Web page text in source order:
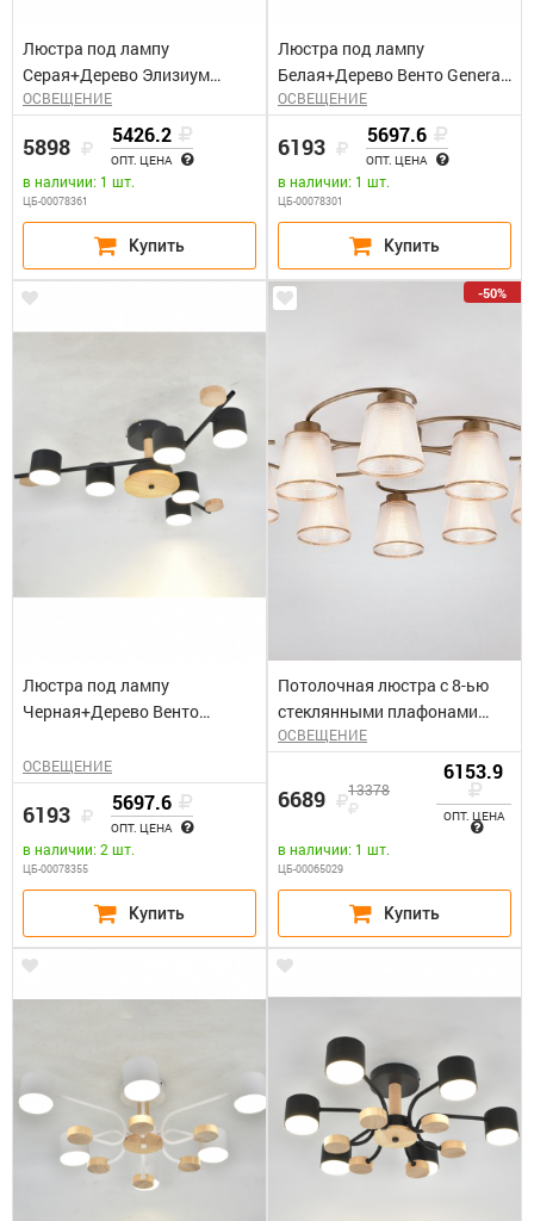
Люстра под лампу
Серая+Дерево Элизиум
General GCHL-8GX53-M
ОСВЕЩЕНИЕ
5898 5426.2
ОПТ. ЦЕНА
в наличии: 1 шт.
ЦБ-00078361
Люстра под лампу
Белая+Дерево Венто General
GCHL-6GX53-M
ОСВЕЩЕНИЕ
6193 5697.6
ОПТ. ЦЕНА
в наличии: 1 шт.
ЦБ-00078301
Люстра под лампу
Черная+Дерево Венто
ОСВЕЩЕНИЕ
6193 5697.6
ОПТ. ЦЕНА
в наличии: 2 шт.
ЦБ-00078355
Потолочная люстра с 8-ью
стеклянными плафонами
Phortos/ античная бронза
-50%
ОСВЕЩЕНИЕ
6689 13378
6153.9
ОПТ. ЦЕНА
в наличии: 1 шт.
ЦБ-00065029